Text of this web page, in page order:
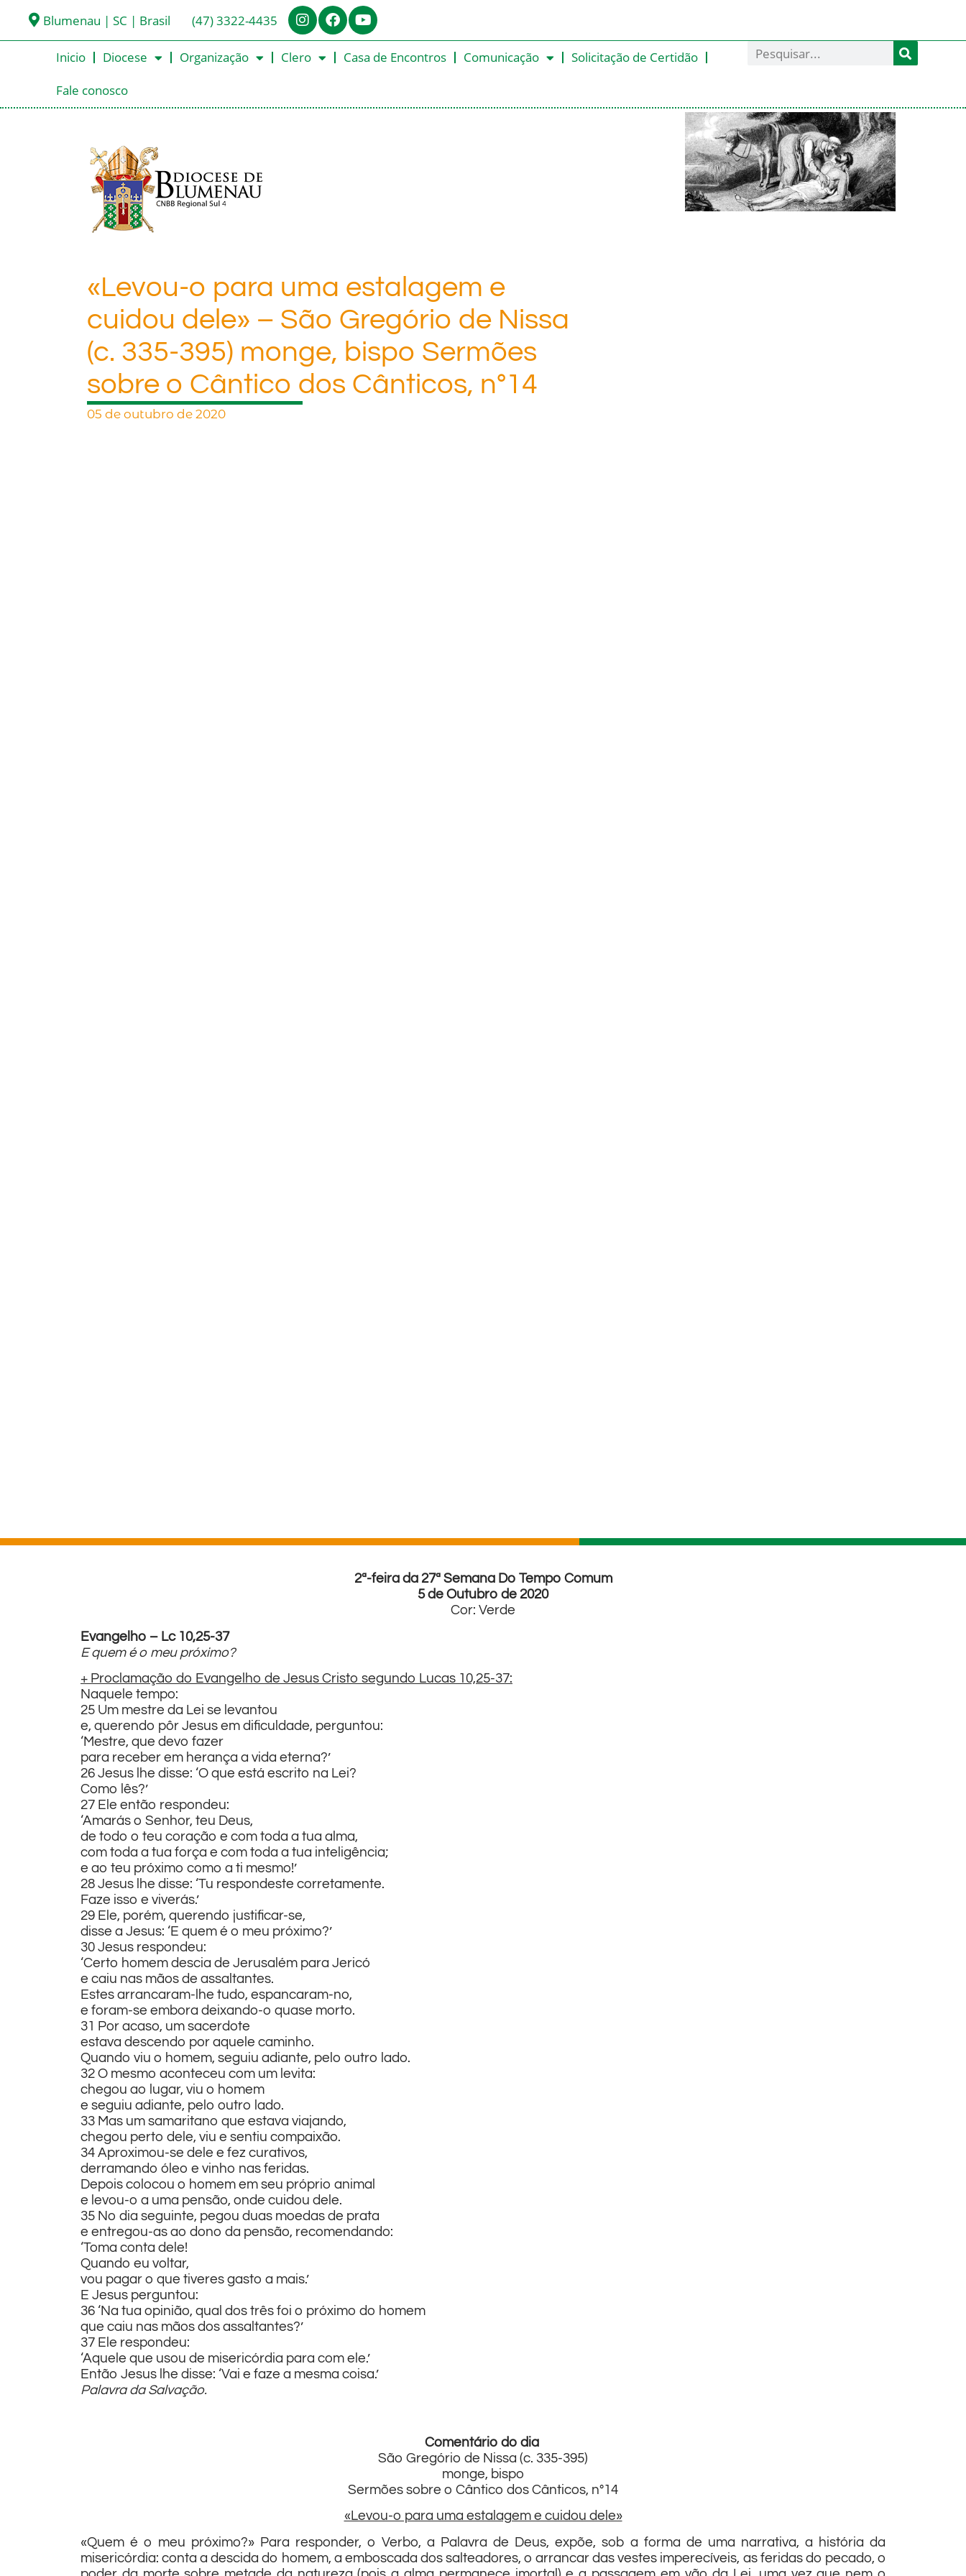
Blumenau | SC | Brasil (47) 3322-4435
Inicio Diocese Organização Clero Casa de Encontros Comunicação
Solicitação de Certidão
Fale conosco
«Levou-o para uma estalagem e
cuidou dele» – São Gregório de Nissa
(c. 335-395) monge, bispo Sermões
sobre o Cântico dos Cânticos, n°14
05 de outubro de 2020
2ª-feira da 27ª Semana Do Tempo Comum
5 de Outubro de 2020
Cor: Verde
Evangelho – Lc 10,25-37
E quem é o meu próximo?
+ Proclamação do Evangelho de Jesus Cristo segundo Lucas 10,25-37:
Naquele tempo:
25 Um mestre da Lei se levantou
e, querendo pôr Jesus em dificuldade, perguntou:
‘Mestre, que devo fazer
para receber em herança a vida eterna?’
26 Jesus lhe disse: ‘O que está escrito na Lei?
Como lês?’
27 Ele então respondeu:
‘Amarás o Senhor, teu Deus,
de todo o teu coração e com toda a tua alma,
com toda a tua força e com toda a tua inteligência;
e ao teu próximo como a ti mesmo!’
28 Jesus lhe disse: ‘Tu respondeste corretamente.
Faze isso e viverás.’
29 Ele, porém, querendo justificar-se,
disse a Jesus: ‘E quem é o meu próximo?’
30 Jesus respondeu:
‘Certo homem descia de Jerusalém para Jericó
e caiu nas mãos de assaltantes.
Estes arrancaram-lhe tudo, espancaram-no,
e foram-se embora deixando-o quase morto.
31 Por acaso, um sacerdote
estava descendo por aquele caminho.
Quando viu o homem, seguiu adiante, pelo outro lado.
32 O mesmo aconteceu com um levita:
chegou ao lugar, viu o homem
e seguiu adiante, pelo outro lado.
33 Mas um samaritano que estava viajando,
chegou perto dele, viu e sentiu compaixão.
34 Aproximou-se dele e fez curativos,
derramando óleo e vinho nas feridas.
Depois colocou o homem em seu próprio animal
e levou-o a uma pensão, onde cuidou dele.
35 No dia seguinte, pegou duas moedas de prata
e entregou-as ao dono da pensão, recomendando:
‘Toma conta dele!
Quando eu voltar,
vou pagar o que tiveres gasto a mais.’
E Jesus perguntou:
36 ‘Na tua opinião, qual dos três foi o próximo do homem
que caiu nas mãos dos assaltantes?’
37 Ele respondeu:
‘Aquele que usou de misericórdia para com ele.’
Então Jesus lhe disse: ‘Vai e faze a mesma coisa.’
Palavra da Salvação.
Comentário do dia
São Gregório de Nissa (c. 335-395)
monge, bispo
Sermões sobre o Cântico dos Cânticos, n°14
«Levou-o para uma estalagem e cuidou dele»
«Quem é o meu próximo?» Para responder, o Verbo, a Palavra de Deus, expõe, sob a forma de uma narrativa, a história da
misericórdia: conta a descida do homem, a emboscada dos salteadores, o arrancar das vestes imperecíveis, as feridas do pecado, o